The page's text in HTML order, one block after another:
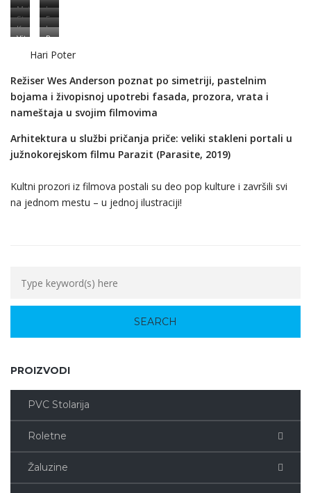
u
zemlji
čuda
Tima
kod
Tifanija
Matrix Igra
prestola
Star
wars
Fences
(2016)
Kar-
Wong,
the
mood
In
mood
love
(2000)
Vitraži
Game
of
Thrones
Pedro
Almodovar
Hari Poter
Režiser Wes Anderson poznat po simetriji, pastelnim
bojama i živopisnoj upotrebi fasada, prozora, vrata i
nameštaja u svojim filmovima
Arhitektura u službi pričanja priče: veliki stakleni portali u
južnokorejskom filmu Parazit (Parasite, 2019)
Kultni prozori iz filmova postali su deo pop kulture i završili svi
na jednom mestu – u jednoj ilustraciji!
PROIZVODI
PVC Stolarija
Roletne
Žaluzine